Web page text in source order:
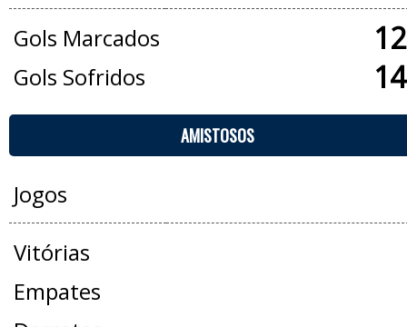
Gols Marcados
Gols Sofridos
AMISTOSOS
Jogos
Vitórias
Empates